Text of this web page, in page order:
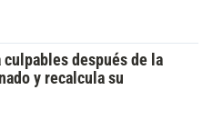
culpables después de la
y recalcula su